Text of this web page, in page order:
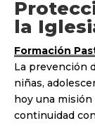
la
Formación
La prevención
niñas,
hoy una misión
continuidad